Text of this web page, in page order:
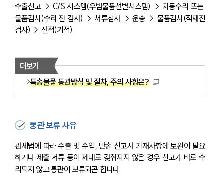
수출신고 → C/S 시스템(우범물품선별시스템) → 자동수리 또는
물품검사(수리 전 검사) → 서류심사 → 운송 → 물품검사(적재전
검사) → 선적(기적)
더보기
특송물품 통관방식 및 절차, 주의 사항은?
통관 보류 사유
관세법에 따라 수출 및 수입, 반송 신고서 기재사항에 보완이 필요
하거나 제출 서류 등이 제대로 갖춰지지 않은 경우 신고가 바로 수
리되지 않고 통관이 보류되곤 합니다.